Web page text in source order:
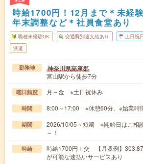
時給1700円！12月まで＊未経
年末調整など＊社員食堂あり
職種未経験OK 交通費別途支給あり 土日祝
派遣
勤務地 神奈川県高座郡
宮山駅から徒歩7分
曜日頻度 月～金 ※土日祝休み
時間 8:00～17:00 ※休憩60分。※始業時
期間
2026/10/05～短期 ※開始日はご相
～！
時給
時給1700円＋交 【月収例】
が可能な速払いサービスあり